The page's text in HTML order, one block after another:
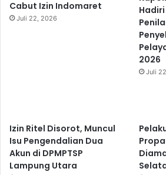
Cabut Izin Indomaret
Juli 22, 2026
2026
Juli
Izin Ritel Disorot, Muncul
Isu Pengendalian Dua
Akun di DPMPTSP
Lampung Utara